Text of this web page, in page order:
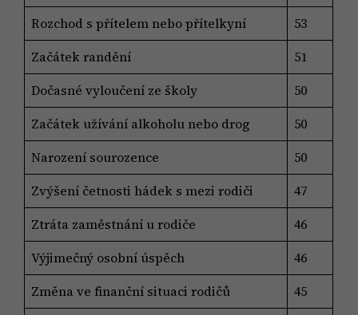
Rozchod s přítelem nebo přítelkyní
53
Začátek randění
51
Dočasné vyloučení ze školy
50
Začátek užívání alkoholu nebo drog
50
Narození sourozence
50
Zvýšení četnosti hádek s mezi rodiči
47
Ztráta zaměstnání u rodiče
46
Výjimečný osobní úspěch
46
Změna ve finanční situaci rodičů
45